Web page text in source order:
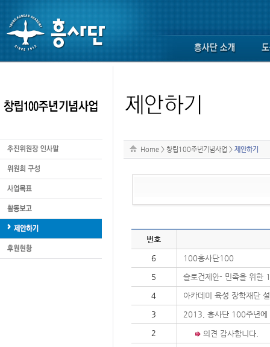
Home > 창립100주년기념사업 > 제안하기
번호
6 100흥사단100
5 슬로건제안- 민족을 위한
4 아카데미 육성 장학재단
3 2013, 흥사단 100주년에
2 의견 감사합니다.